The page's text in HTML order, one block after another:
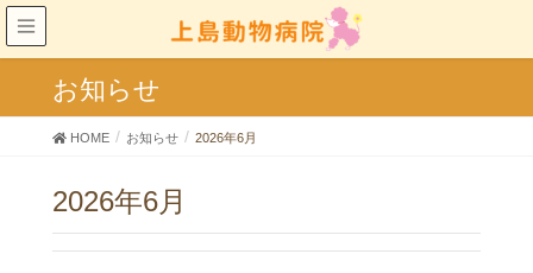
お知らせ
HOME お知らせ 2026年6月
2026年6月